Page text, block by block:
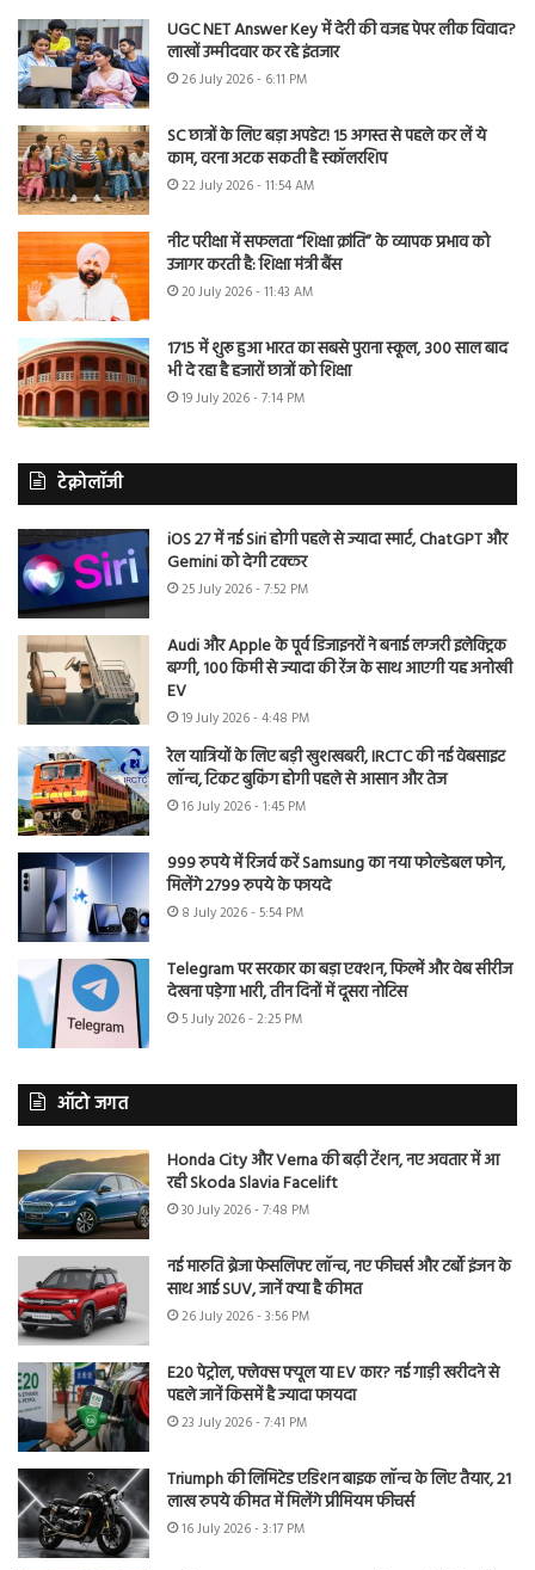
UGC NET Answer Key में देरी की वजह पेपर लीक विवाद?
लाखों उम्मीदवार कर रहे इंतजार
26 July 2026 - 6:11 PM
SC छात्रों के लिए बड़ा अपडेट! 15 अगस्त से पहले कर लें ये
काम, वरना अटक सकती है स्कॉलरशिप
22 July 2026 - 11:54 AM
नीट परीक्षा में सफलता “शिक्षा क्रांति” के व्यापक प्रभाव को
उजागर करती है: शिक्षा मंत्री बैंस
20 July 2026 - 11:43 AM
1715 में शुरू हुआ भारत का सबसे पुराना स्कूल, 300 साल बाद
भी दे रहा है हजारों छात्रों को शिक्षा
19 July 2026 - 7:14 PM
टेक्नोलॉजी
iOS 27 में नई Siri होगी पहले से ज्यादा स्मार्ट, ChatGPT और
Gemini को देगी टक्कर
25 July 2026 - 7:52 PM
Audi और Apple के पूर्व डिजाइनरों ने बनाई लग्जरी इलेक्ट्रिक
बग्गी, 100 किमी से ज्यादा की रेंज के साथ आएगी यह अनोखी
EV
19 July 2026 - 4:48 PM
रेल यात्रियों के लिए बड़ी खुशखबरी, IRCTC की नई वेबसाइट
लॉन्च, टिकट बुकिंग होगी पहले से आसान और तेज
16 July 2026 - 1:45 PM
999 रुपये में रिजर्व करें Samsung का नया फोल्डेबल फोन,
मिलेंगे 2799 रुपये के फायदे
8 July 2026 - 5:54 PM
Telegram पर सरकार का बड़ा एक्शन, फिल्में और वेब सीरीज
देखना पड़ेगा भारी, तीन दिनों में दूसरा नोटिस
5 July 2026 - 2:25 PM
ऑटो जगत
Honda City और Verna की बढ़ी टेंशन, नए अवतार में आ
रही Skoda Slavia Facelift
30 July 2026 - 7:48 PM
नई मारुति ब्रेजा फेसलिफ्ट लॉन्च, नए फीचर्स और टर्बो इंजन के
साथ आई SUV, जानें क्या है कीमत
26 July 2026 - 3:56 PM
E20 पेट्रोल, फ्लेक्स फ्यूल या EV कार? नई गाड़ी खरीदने से
पहले जानें किसमें है ज्यादा फायदा
23 July 2026 - 7:41 PM
Triumph की लिमिटेड एडिशन बाइक लॉन्च के लिए तैयार, 21
लाख रुपये कीमत में मिलेंगे प्रीमियम फीचर्स
16 July 2026 - 3:17 PM